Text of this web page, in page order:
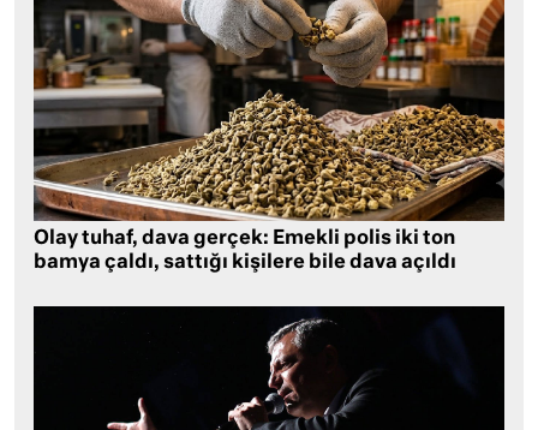
Olay tuhaf, dava gerçek: Emekli polis iki ton
bamya çaldı, sattığı kişilere bile dava açıldı